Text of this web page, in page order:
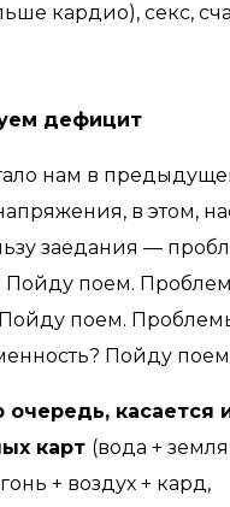
кардио), секс,
дефицит
нам в
в этом,
заедания —
Пойду поем.
поем.
Пойду
очередь, касается
карт (вода +
+ воздух + кард,